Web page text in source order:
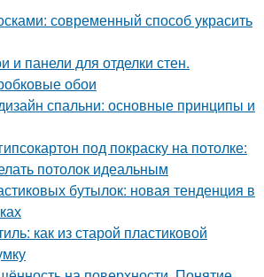
современный способ украсить
и панели для отделки стен.
обои
спальни: основные принципы и
под покраску на потолке:
потолок идеальным
бутылок: новая тенденция в
как из старой пластиковой